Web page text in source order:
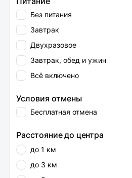
Без питания
Завтрак
Двухразовое
Завтрак, обед и ужин
Всё включено
Условия отмены
Бесплатная отмена
Расстояние до центра
до 1 км
до 3 км